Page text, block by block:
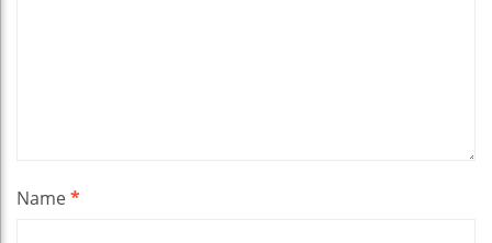
Name*